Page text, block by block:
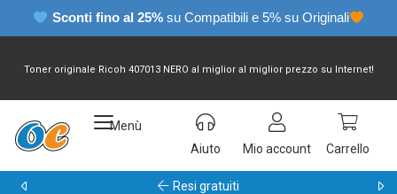
Sconti fino al 25% su Compatibili e 5% su Originali
Toner originale Ricoh 407013 NERO al miglior al miglior prezzo su Internet!
Menù
Aiuto
Mio account Carrello
Garanzia 24 mesi